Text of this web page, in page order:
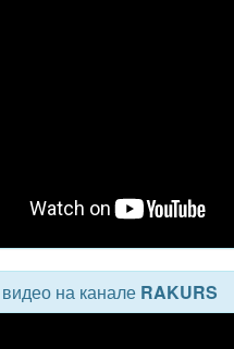
на канале RAKURS